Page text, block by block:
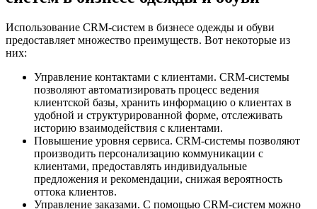
Использование CRM-систем в бизнесе одежды и обуви
предоставляет множество преимуществ. Вот некоторые из
них:
Управление контактами с клиентами. CRM-системы
позволяют автоматизировать процесс ведения
клиентской базы, хранить информацию о клиентах в
удобной и структурированной форме, отслеживать
историю взаимодействия с клиентами.
Повышение уровня сервиса. CRM-системы позволяют
производить персонализацию коммуникации с
клиентами, предоставлять индивидуальные
предложения и рекомендации, снижая вероятность
оттока клиентов.
Управление заказами. С помощью CRM-систем можно